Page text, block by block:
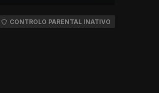
CONTROLO PARENTAL INATIVO